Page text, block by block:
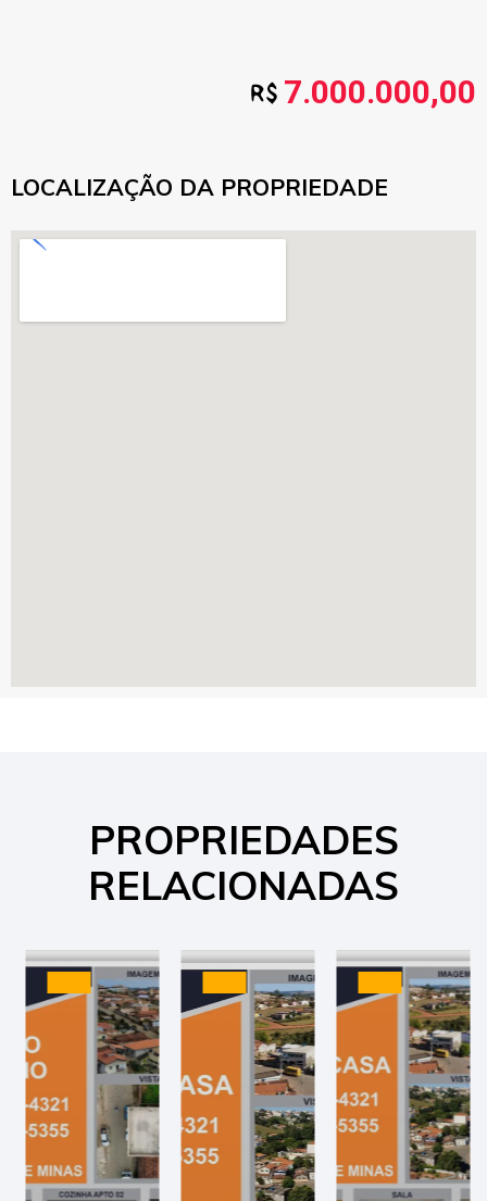
7.000.000,00
LOCALIZAÇÃO DA PROPRIEDADE
PROPRIEDADES
RELACIONADAS